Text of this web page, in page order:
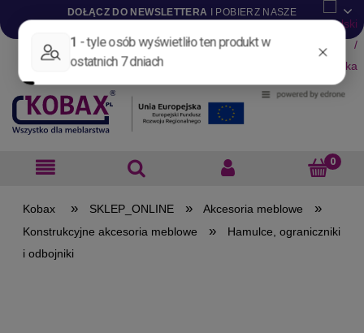
DOŁĄCZ DO NEWSLETTERA I POBIERZ NASZE
Aktualności Nowości
Blog
» SKLEP_ONLINE » Akcesoria meblowe »
Konstrukcyjne akcesoria meblowe »
Hamulce, ograniczniki
i odbojniki